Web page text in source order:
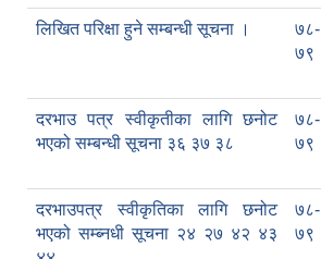
लिखित परिक्षा हुने सम्बन्धी सूचना ।
७८-
७९
दरभाउ पत्र स्वीकृतीका लागि छनोट
भएको सम्बन्धी सूचना ३६ ३७ ३८
७८-
७९
दरभाउपत्र स्वीकृतिका लागि छनोट
भएको सम्ब्नधी सूचना २४ २७ ४२ ४३
७८-
७९